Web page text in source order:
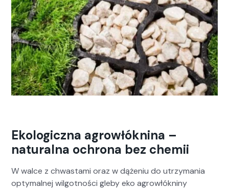
Ekologiczna agrowłóknina –
naturalna ochrona bez chemii
W walce z chwasta­mi oraz w dąże­niu do utrzy­ma­nia
opty­mal­nej wilgo­t­noś­ci gle­by eko agrowłókniny